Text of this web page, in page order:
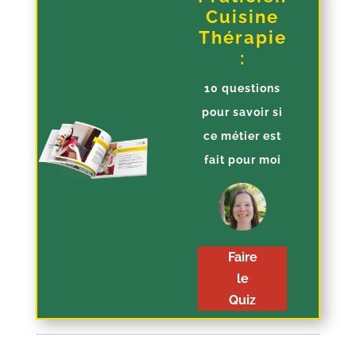
Cuisine
Thérapie
:
10 questions
pour savoir si
ce métier est
fait pour moi
Faire
le
Quiz